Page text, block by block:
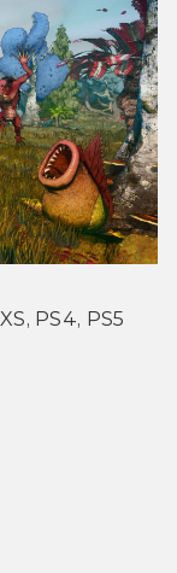
PS4, PS5